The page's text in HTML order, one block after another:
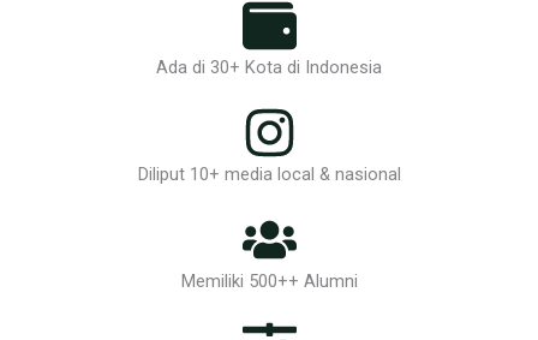
Ada di 30+ Kota di Indonesia
Diliput 10+ media local & nasional
Memiliki 500++ Alumni